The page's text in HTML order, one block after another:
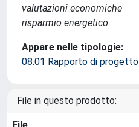
valutazioni economiche
risparmio energetico
Appare nelle tipologie:
08.01 Rapporto di progetto
File in questo prodotto: